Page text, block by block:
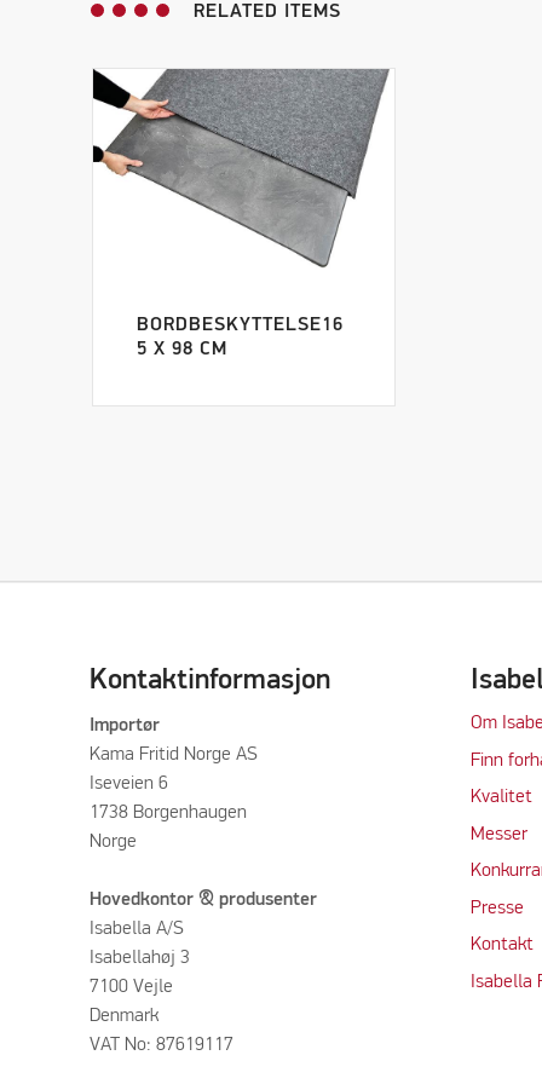
RELATED ITEMS
BORDBESKYTTELSE16
5 X 98 CM
Kontaktinformasjon
Importør
Kama Fritid Norge AS
Iseveien 6
1738 Borgenhaugen
Norge
Hovedkontor & produsenter
Isabella A/S
Isabellahøj 3
7100 Vejle
Denmark
VAT No: 87619117
Om
Finn
Kvalitet
Messer
Presse
Kontakt
Isabella